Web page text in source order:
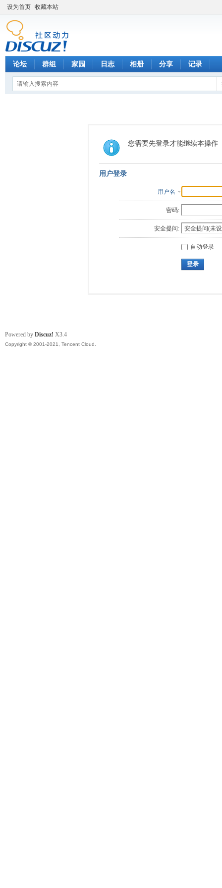
设为首页 收藏本站
论坛 群组 家园 日志 相册 分享 记录
您需要先登录才能继续本操作
用户登录
用户名
密码:
安全提问:
自动登录
登录
Powered by Discuz! X3.4
Copyright © 2001-2021, Tencent Cloud.